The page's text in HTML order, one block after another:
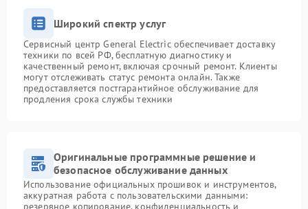
Широкий спектр услуг
Сервисный центр General Electric обеспечивает доставку
техники по всей РФ, бесплатную диагностику и
качественный ремонт, включая срочный ремонт. Клиенты
могут отслеживать статус ремонта онлайн. Также
предоставляется постгарантийное обслуживание для
продления срока службы техники
Оригинальные программные решение и
безопасное обслуживание данных
Использование официальных прошивок и инструментов,
аккуратная работа с пользовательскими данными:
резервное копирование, конфиденциальность и